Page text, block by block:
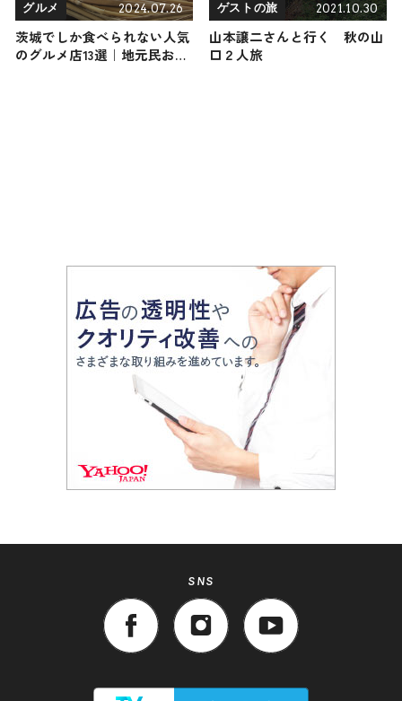
グルメ 2024.07.26
茨城でしか食べられない人気
のグルメ店13選｜地元民おす
ゲストの旅 2021.10.30
山本譲二さんと行く 秋の山
口２人旅
SNS